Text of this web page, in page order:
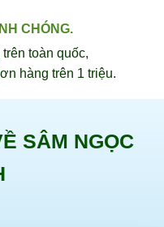
CHÓNG.
toàn quốc,
hàng trên 1 triệu.
SÂM NGỌC